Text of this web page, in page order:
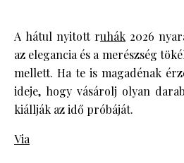
A hátul nyitott ruhák 2026
az elegancia és a merészség
mellett. Ha te is magadénak
ideje, hogy vásárolj olyan
kiállják az idő próbáját.
Via